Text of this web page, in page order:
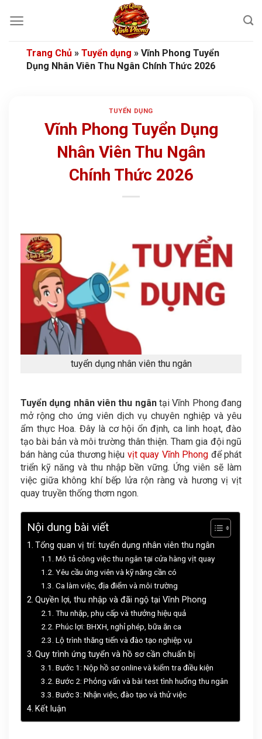
qua
Trang Chủ » Tuyển dụng » Vĩnh Phong Tuyển
Dụng Nhân Viên Thu Ngân Chính Thức 2026
TUYỂN DỤNG
Vĩnh Phong Tuyển Dụng
Nhân Viên Thu Ngân
Chính Thức 2026
tuyển dụng nhân viên thu ngân
Tuyển dụng nhân viên thu ngântại Vĩnh Phong đang
mở rộng cho ứng viên dịch vụ chuyên nghiệp và yêu
ẩm thực Hoa. Đây là cơ hội ổn định, ca linh hoạt, đào
tạo bài bản và môi trường thân thiện. Tham gia đội ngũ
bán hàng của thương hiệu vịt quay Vĩnh Phong để phát
triển kỹ năng và thu nhập bền vững. Ứng viên sẽ làm
việc giữa không khí bếp lửa rộn ràng và hương vị vịt
quay truyền thống thơm ngon.
Nội dung bài viết
Tổng quan vị trí: tuyển dụng nhân viên thu ngân
Mô tả công việc thu ngân tại cửa hàng vịt quay
Yêu cầu ứng viên và kỹ năng cần có
Ca làm việc, địa điểm và môi trường
Quyền lợi, thu nhập và đãi ngộ tại Vĩnh Phong
Thu nhập, phụ cấp và thưởng hiệu quả
Phúc lợi: BHXH, nghỉ phép, bữa ăn ca
Lộ trình thăng tiến và đào tạo nghiệp vụ
Quy trình ứng tuyển và hồ sơ cần chuẩn bị
Bước 1: Nộp hồ sơ online và kiểm tra điều kiện
Bước 2: Phỏng vấn và bài test tình huống thu ngân
Bước 3: Nhận việc, đào tạo và thử việc
Kết luận